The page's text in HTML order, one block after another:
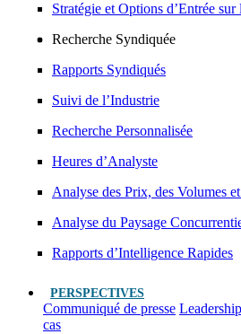
Stratégie et Options d’Entrée
Recherche Syndiquée
Rapports Syndiqués
Suivi de l’Industrie
Recherche Personnalisée
Heures d’Analyste
Analyse des Prix, des Volumes
Analyse du Paysage
Rapports d’Intelligence Rapides
PERSPECTIVES
Communiqué de presse
cas